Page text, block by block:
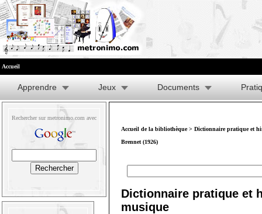
Accueil
Apprendre Jeux Documents
Rechercher sur metronimo.com avec
Accueil de la bibliothèque> Dictionnaire pratique et
Brennet (1926)
Dictionnaire pratique et
musique